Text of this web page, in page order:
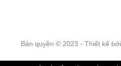
Bản quyền © 2023 - Thiết kế bởi